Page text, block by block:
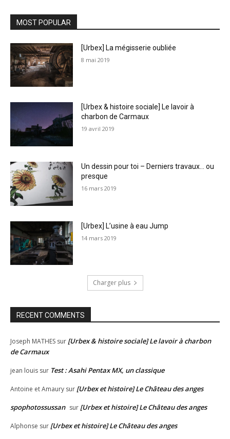
MOST POPULAR
[Urbex] La mégisserie oubliée
8 mai 2019
[Urbex & histoire sociale] Le lavoir à
charbon de Carmaux
19 avril 2019
Un dessin pour toi – Derniers travaux… ou
presque
16 mars 2019
[Urbex] L’usine à eau Jump
14 mars 2019
Charger plus
RECENT COMMENTS
Joseph MATHES sur [Urbex & histoire sociale] Le lavoir à charbon
de Carmaux
jean louis sur Test : Asahi Pentax MX, un classique
Antoine et Amaury sur [Urbex et histoire] Le Château des anges
spophotossussan sur [Urbex et histoire] Le Château des anges
Alphonse sur [Urbex et histoire] Le Château des anges